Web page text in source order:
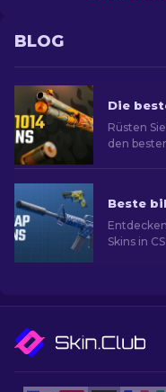
BLOG
Rüsten
den
Skins in